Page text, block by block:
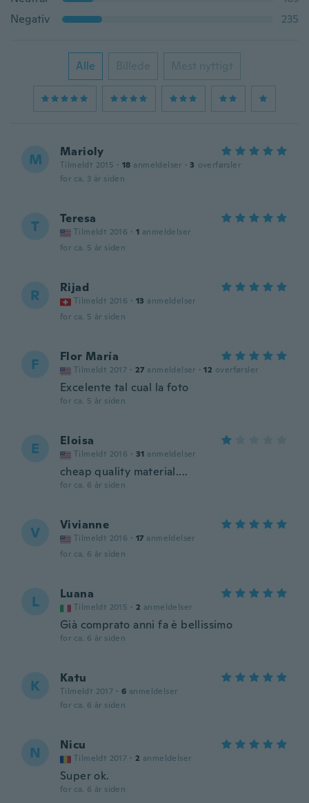
Negativ
235
Alle Billede Mest nyttigt
M Marioly
Tilmeldt 2015 · 18 anmeldelser · 3 overførsler
for ca. 3 år siden
T Teresa
Tilmeldt 2016 · 1 anmeldelser
for ca. 5 år siden
R Rijad
Tilmeldt 2016 · 13 anmeldelser
for ca. 5 år siden
F Flor María
Tilmeldt 2017 · 27 anmeldelser · 12 overførsler
Excelente tal cual la foto
for ca. 5 år siden
E Eloisa
Tilmeldt 2016 · 31 anmeldelser
cheap quality material....
for ca. 6 år siden
V Vivianne
Tilmeldt 2016 · 17 anmeldelser
for ca. 6 år siden
L Luana
Tilmeldt 2015 · 2 anmeldelser
Già comprato anni fa è bellissimo
for ca. 6 år siden
K Katu
Tilmeldt 2017 · 6 anmeldelser
for ca. 6 år siden
N Nicu
Tilmeldt 2017 · 2 anmeldelser
Super ok.
for ca. 6 år siden